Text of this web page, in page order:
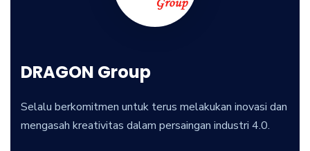
DRAGON Group
Selalu berkomitmen untuk terus melakukan inovasi dan
mengasah kreativitas dalam persaingan industri 4.0.